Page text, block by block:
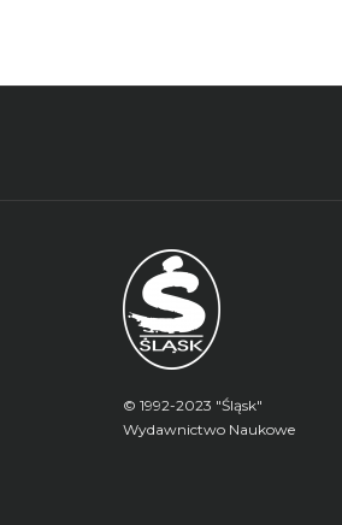
© 1992-2023 "Śląsk"
Wydawnictwo Naukowe